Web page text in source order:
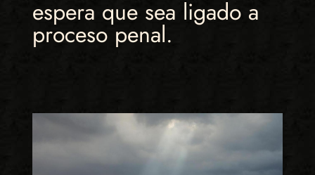
espera que sea ligado a
proceso penal.